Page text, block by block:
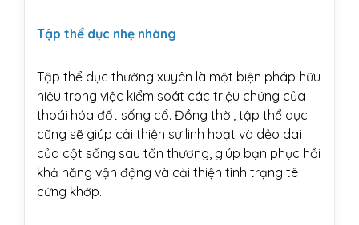
Tập thể dục nhẹ nhàng
Tập thể dục thường xuyên là một biện pháp hữu
hiệu trong việc kiểm soát các triệu chứng của
thoái hóa đốt sống cổ. Đồng thời, tập thể dục
cũng sẽ giúp cải thiện sự linh hoạt và dẻo dai
của cột sống sau tổn thương, giúp bạn phục hồi
khả năng vận động và cải thiện tình trạng tê
cứng khớp.